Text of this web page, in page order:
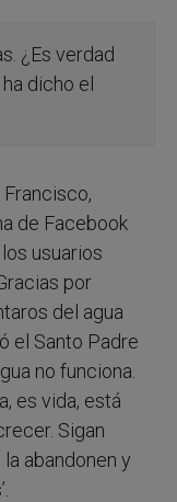
¿Es verdad
dicho el
Francisco,
de Facebook
usuarios
por
del agua
el Santo Padre
no funciona.
es vida, está
Sigan
abandonen y